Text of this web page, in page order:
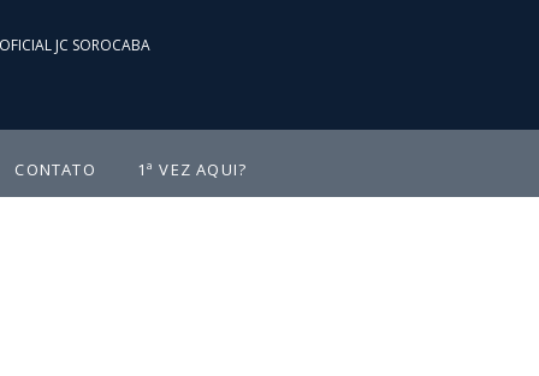
JC SOROCABA
CONTATO 1ª VEZ AQUI?